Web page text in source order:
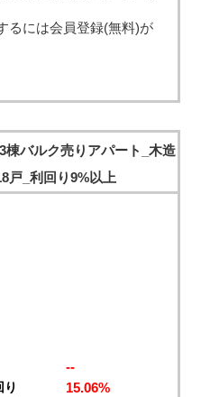
るには会員登録(無料)が
棟バルク売りアパート_木造
戸_利回り9%以上
--
り
15.06%